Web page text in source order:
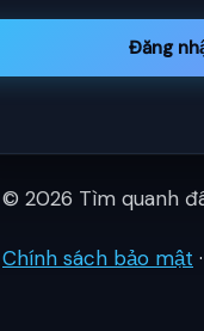
Đăng
© 2026 Tìm quanh
Chính sách bảo mật ·